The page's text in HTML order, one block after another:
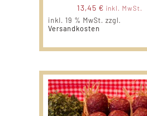
13,45 € inkl. MwSt.
inkl. 19 % MwSt. zzgl.
Versandkosten